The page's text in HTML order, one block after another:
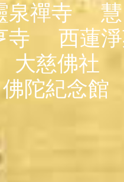
泉禪寺
寺
西蓮
大慈佛社
佛陀紀念館